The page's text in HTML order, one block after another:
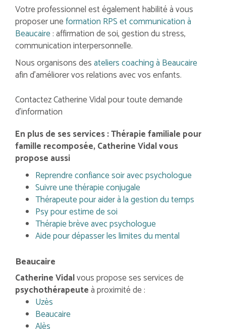
Votre professionnel est également habilité à vous
proposer uneformation RPS et communication à
Beaucaire: affirmation de soi, gestion du stress,
communication interpersonnelle.
Nous organisons desateliers coaching à Beaucaire
afin d'améliorer vos relations avec vos enfants.
Contactez Catherine Vidal pour toute demande
d'information
En plus de ses services :Thérapie familiale pour
famille recomposée, Catherine Vidal vous
propose aussi
Reprendre confiance soir avec psychologue
Suivre une thérapie conjugale
Thérapeute pour aider à la gestion du temps
Psy pour estime de soi
Thérapie brève avec psychologue
Aide pour dépasser les limites du mental
Beaucaire
Catherine Vidalvous propose ses services de
psychothérapeuteà proximité de :
Uzès
Beaucaire